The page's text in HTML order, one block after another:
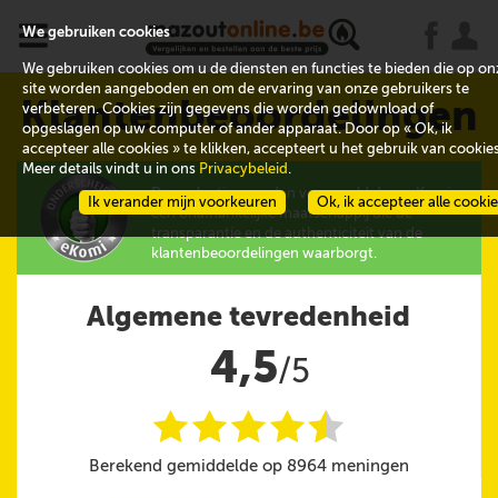
x
Klantenbeoordelingen
De evaluaties worden verzameld door eKomi,
een onafhankelijke maatschappij die de
transparantie en de authenticiteit van de
klantenbeoordelingen waarborgt.
Algemene tevredenheid
4,5/5
iiiii
@
Berekend gemiddelde op 8964 meningen
We gebruiken cookies
We gebruiken cookies om u de diensten en functies te bieden die op
site worden aangeboden en om de ervaring van onze gebruikers te
verbeteren. Cookies zijn gegevens die worden gedownload of
opgeslagen op uw computer of ander apparaat. Door op « Ok, ik
accepteer alle cookies » te klikken, accepteert u het gebruik van
Meer details vindt u in ons Privacybeleid .
Ok, ik accepteer alle
Ik verander mijn voorkeuren